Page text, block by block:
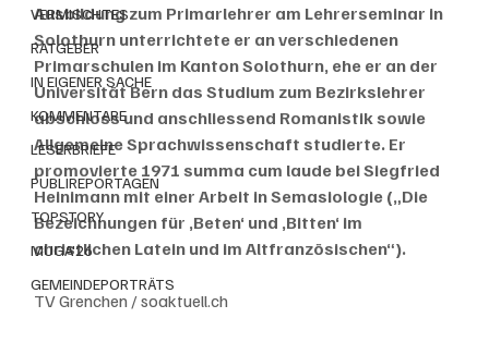
VERMISCHTES
RATGEBER
IN EIGENER SACHE
KOMMENTARE
LESERBRIEFE
PUBLIREPORTAGEN
TOPSTORY
MUGA'26
GEMEINDEPORTRÄTS
Ausbildung zum Primarlehrer am Lehrerseminar in
Solothurn unterrichtete er an verschiedenen
Primarschulen im Kanton Solothurn, ehe er an der
Universität Bern das Studium zum Bezirkslehrer
abschloss und anschliessend Romanistik sowie
Allgemeine Sprachwissenschaft studierte. Er
promovierte 1971 summa cum laude bei Siegfried
Heinimann mit einer Arbeit in Semasiologie („Die
Bezeichnungen für ‚Beten‘ und ‚Bitten‘ im
christlichen Latein und im Altfranzösischen“).
TV Grenchen / soaktuell.ch